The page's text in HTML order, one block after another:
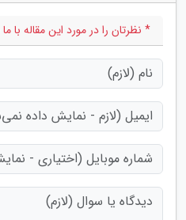
* نظرتان را در مورد این مقاله با